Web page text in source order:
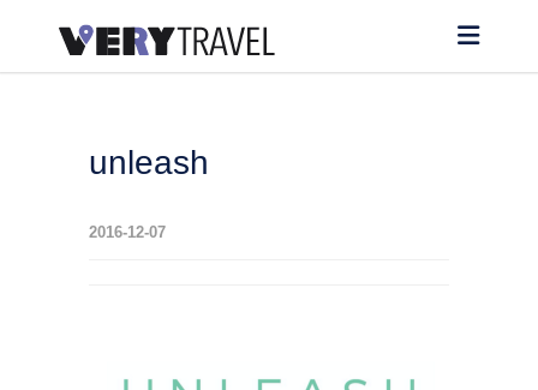
unleash
2016-12-07